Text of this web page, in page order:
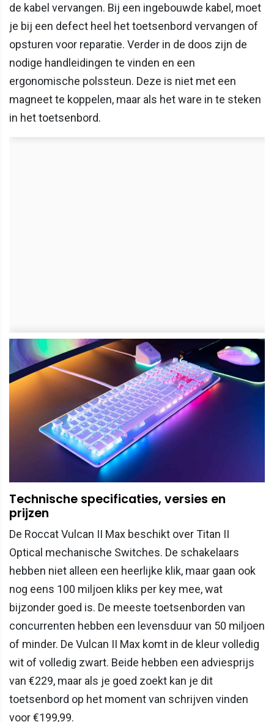
de kabel vervangen. Bij een ingebouwde kabel, moet
je bij een defect heel het toetsenbord vervangen of
opsturen voor reparatie. Verder in de doos zijn de
nodige handleidingen te vinden en een
ergonomische polssteun. Deze is niet met een
magneet te koppelen, maar als het ware in te steken
in het toetsenbord.
Technische specificaties, versies en
prijzen
De Roccat Vulcan II Max beschikt over Titan II
Optical mechanische Switches. De schakelaars
hebben niet alleen een heerlijke klik, maar gaan ook
nog eens 100 miljoen kliks per key mee, wat
bijzonder goed is. De meeste toetsenborden van
concurrenten hebben een levensduur van 50 miljoen
of minder. De Vulcan II Max komt in de kleur volledig
wit of volledig zwart. Beide hebben een adviesprijs
van €229, maar als je goed zoekt kan je dit
toetsenbord op het moment van schrijven vinden
voor €199,99.